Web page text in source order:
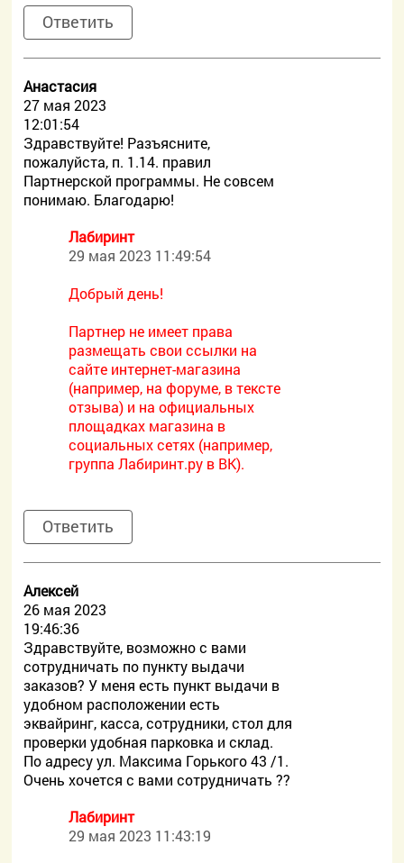
Ответить
Анастасия
27 мая 2023
12:01:54
Здравствуйте! Разъясните,
пожалуйста, п. 1.14. правил
Партнерской программы. Не совсем
понимаю. Благодарю!
Лабиринт
29 мая 2023 11:49:54
Добрый день!
Партнер не имеет права
размещать свои ссылки на
сайте интернет-магазина
(например, на форуме, в тексте
отзыва) и на официальных
площадках магазина в
социальных сетях (например,
группа Лабиринт.ру в ВК).
Ответить
Алексей
26 мая 2023
19:46:36
Здравствуйте, возможно с вами
сотрудничать по пункту выдачи
заказов? У меня есть пункт выдачи в
удобном расположении есть
эквайринг, касса, сотрудники, стол для
проверки удобная парковка и склад.
По адресу ул. Максима Горького 43 /1.
Очень хочется с вами сотрудничать ??
Лабиринт
29 мая 2023 11:43:19